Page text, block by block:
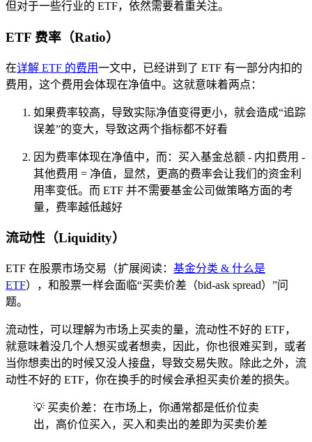
但对于一些行业的 ETF，依然需要着重关注。
ETF 费率（Ratio）
在详解 ETF 的费用一文中，已经讲到了 ETF 有一部分内扣的
费用，这个费用会体现在净值中。这就意味着两点：
如果费率较高，导致实际净值变得更小，就会造成“追踪
误差”的变大，导致这两个指标都不好看
因为费率体现在净值中，而：买入基金总额 - 内扣费用 -
其他费用 = 净值，显然，更高的费率会让我们的资金利
用率变低。而 ETF 并不需要基金公司做策略方面的考
量，费率越低越好
流动性（Liquidity）
ETF 在股票市场交易（扩展阅读： 基金分类 & 什么是
ETF），和股票一样会面临“买卖价差（bid-ask spread）”问
题。
流动性，可以理解为市场上买卖的量，流动性不好的 ETF，
就意味着没几个人想买或者想卖，因此，你也很难买到，或者
当你想卖出的时候又没人接盘，导致交易失败。除此之外，流
动性不好的 ETF，你在换手的时候会承担买卖价差的损失。
💡 买卖价差：在市场上，你通常都是低价位卖
出，高价位买入，买入和卖出的差即为买卖价差